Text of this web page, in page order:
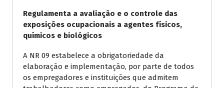
Regulamenta a avaliação e o controle das
exposições ocupacionais a agentes físicos,
químicos e biológicos
A NR 09 estabelece a obrigatoriedade da
elaboração e implementação, por parte de todos
os empregadores e instituições que admitem